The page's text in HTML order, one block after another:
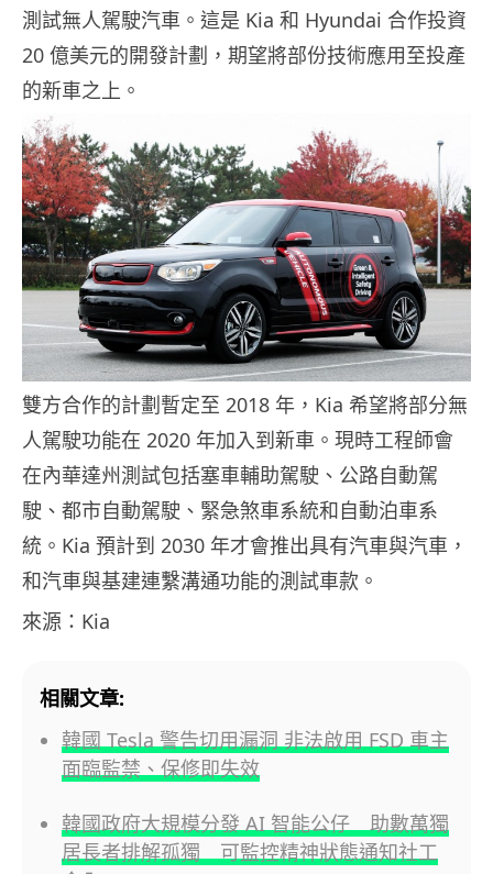
測試無人駕駛汽車。這是 Kia 和 Hyundai 合作投資
20 億美元的開發計劃，期望將部份技術應用至投產
的新車之上。
雙方合作的計劃暫定至 2018 年，Kia 希望將部分無
人駕駛功能在 2020 年加入到新車。現時工程師會
在內華達州測試包括塞車輔助駕駛、公路自動駕
駛、都市自動駕駛、緊急煞車系統和自動泊車系
統。Kia 預計到 2030 年才會推出具有汽車與汽車，
和汽車與基建連繫溝通功能的測試車款。
來源：Kia
相關文章:
韓國 Tesla 警告切用漏洞 非法啟用 FSD 車主
面臨監禁、保修即失效
韓國政府大規模分發 AI 智能公仔 助數萬獨
居長者排解孤獨 可監控精神狀態通知社工